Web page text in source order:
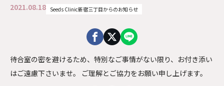
2021.08.18 Seeds Clinic新宿三丁目からのお知らせ
待合室の密を避けるため、特別なご事情がない限り、お付き添い
はご遠慮下さいませ。 ご理解とご協力をお願い申し上げます。
よくあるご質問
プライバシーポリシー
0120-983-073